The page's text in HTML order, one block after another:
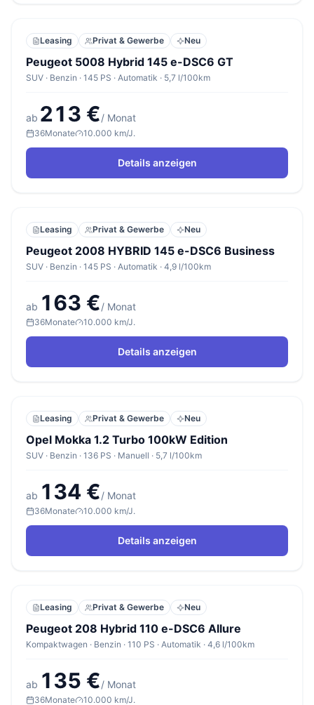
Leasing Privat & Gewerbe Neu
Peugeot 5008 Hybrid 145 e-DSC6 GT
SUV · Benzin · 145 PS · Automatik · 5,7 l/100km
ab 213 €/ Monat
36Monate 10.000 km/J.
Details anzeigen
Leasing Privat & Gewerbe Neu
Peugeot 2008 HYBRID 145 e-DSC6 Business
SUV · Benzin · 145 PS · Automatik · 4,9 l/100km
ab 163 €/ Monat
36Monate 10.000 km/J.
Details anzeigen
Leasing Privat & Gewerbe Neu
Opel Mokka 1.2 Turbo 100kW Edition
SUV · Benzin · 136 PS · Manuell · 5,7 l/100km
ab 134 €/ Monat
36Monate 10.000 km/J.
Details anzeigen
Leasing Privat & Gewerbe Neu
Peugeot 208 Hybrid 110 e-DSC6 Allure
Kompaktwagen · Benzin · 110 PS · Automatik · 4,6 l/100km
ab 135 €/ Monat
36Monate 10.000 km/J.